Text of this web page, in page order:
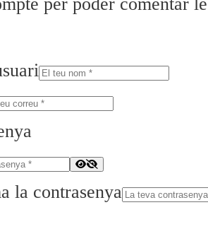
la contrasenya